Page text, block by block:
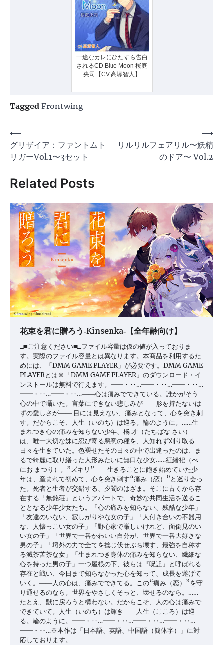
一途なカレにひたすら告白
されるCD Blue Moon 桜庭
央司【CV:高塚智人】
Tagged Frontwing
投
稿
ナ
ビ
ー
シ
ョ
ン
⟵
グリザイア：ファントムト
リガーVol.1〜3セット
リルリルフェアリル〜妖精
のドア〜 Vol.2
⟶
Related Posts
花束を君に贈ろう‐Kinsenka‐【全年齢向け】
□■ご注意ください■□ファイル容量は仮の値が入っておりま
す。実際のファイル容量とは異なります。本商品を利用するた
めには、「DMM GAME PLAYER」が必要です。DMM GAME
PLAYERとは※「DMM GAME PLAYER」のダウンロード・イ
ンストールは無料で行えます。━━・‥…━━・‥…━━・‥…
━━・‥…━━・‥…――心は痛みでできている。誰かがそう
心の中で囁いた。言葉にできない悲しみが――形を持たないは
ずの愛しさが―― 目には見えない、痛みとなって、心を突き刺
す。だからこそ、人生（いのち）は巡る。輪のように。……生
まれつき心の痛みを知らない少年、橘 才（たちばな さい）
は、唯一大切な妹に忍び寄る悪意の種を、人知れず刈り取る
日々を生きていた。色褪せたその日々の中で出逢ったのは、ま
るで綺麗に取り繕った人形みたいに無口な少女……紅緒祀（べ
にお まつり）。”ズキリ”――生きることに飽き始めていた少
年は、産まれて初めて、心を突き刺す“痛み（恋）”と巡り会っ
た。死者と生者が交錯する、夕闇のはざま。そこに古くから存
在する「無銘荘」というアパートで、奇妙な共同生活を送るこ
ととなる少年少女たち。「心の痛みを知らない、残酷な少年」
「友達のいない、寂しがりやな女の子」「人付き合いの不器用
な、人懐っこい女の子」「野心家で厳しいけれど、面倒見のい
い女の子」「世界で一番かわいい自分が、世界で一番大好きな
男の子」「埒外の力で全てを捻じ伏せぶち壊す、最強を自称す
る滅茶苦茶な女」「生まれつき身体の痛みを知らない、繊細な
心を持った男の子」一つ屋根の下、彼らは『呪詛』と呼ばれる
存在と戦い、今日まで知らなかった心を知って、成長を遂げて
いく。――人の心は、痛みでできてる。この“痛み（恋）”を守
り通せるのなら。世界をやさしくそっと、壊せるのなら。……
たとえ、獣に戻ろうと構わない。だからこそ、人の心は痛みで
できていて。人生（いのち）は輝き――人生（こころ）は巡
る。輪のように。━━・‥…━━・‥…━━・‥…━━・‥…
━━・‥…※本作は「日本語、英語、中国語（簡体字）」に対
応しております。